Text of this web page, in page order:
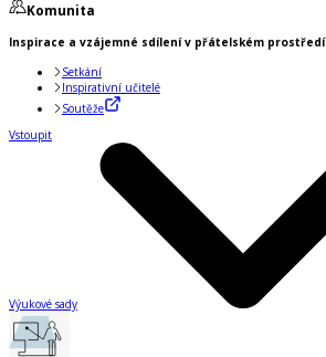
Komunita
Inspirace a vzájemné sdílení v přátelském prostředí
Setkání
Inspirativní učitelé
Soutěže
Vstoupit
Výukové sady